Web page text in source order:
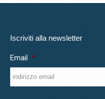
Iscriviti alla newsletter
Email *